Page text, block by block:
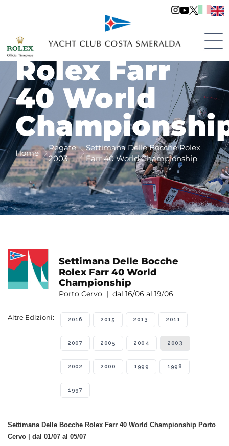
Bocche
Rolex Farr
40 World
Home
Regate
2003
Settimana Delle Bocche Rolex
Farr 40 World Championship
Settimana Delle Bocche
Rolex Farr 40 World
Championship
Porto Cervo | dal 16/06 al 19/06
Altre Edizioni: 2016 2015 2013 2011
2007 2005 2004 2003
2002 2000 1999 1998
1997
Settimana Delle Bocche Rolex Farr 40 World Championship Porto
Cervo | dal 01/07 al 05/07